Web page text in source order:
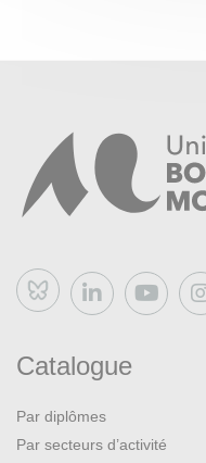
Bluesky
Catalogue
Par diplômes
Par secteurs d’activité